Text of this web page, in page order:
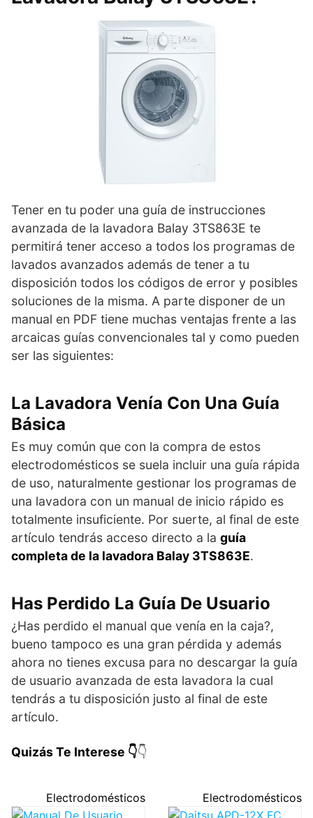
Tener en tu poder una guía de instrucciones
avanzada de la lavadora Balay 3TS863E te
permitirá tener acceso a todos los programas de
lavados avanzados además de tener a tu
disposición todos los códigos de error y posibles
soluciones de la misma. A parte disponer de un
manual en PDF tiene muchas ventajas frente a las
arcaicas guías convencionales tal y como pueden
ser las siguientes:
La Lavadora Venía Con Una Guía
Básica
Es muy común que con la compra de estos
electrodomésticos se suela incluir una guía rápida
de uso, naturalmente gestionar los programas de
una lavadora con un manual de inicio rápido es
totalmente insuficiente. Por suerte, al final de este
artículo tendrás acceso directo a la guía
completa de la lavadora Balay 3TS863E.
Has Perdido La Guía De Usuario
¿Has perdido el manual que venía en la caja?,
bueno tampoco es una gran pérdida y además
ahora no tienes excusa para no descargar la guía
de usuario avanzada de esta lavadora la cual
tendrás a tu disposición justo al final de este
artículo.
Quizás Te Interese 👇👇
Electrodomésticos Electrodomésticos